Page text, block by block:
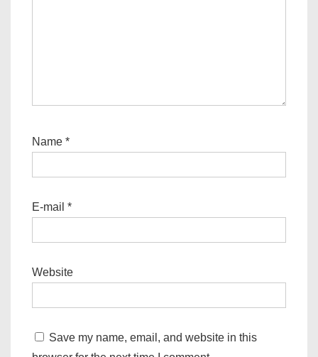
Name *
E-mail *
Website
Save my name, email, and website in this